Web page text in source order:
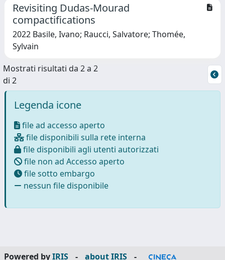
Revisiting Dudas-Mourad
compactifications
2022 Basile, Ivano; Raucci, Salvatore; Thomée,
Sylvain
Mostrati risultati da 2 a 2
di 2
Legenda icone
file ad accesso aperto
file disponibili sulla rete interna
file disponibili agli utenti autorizzati
file non ad Accesso aperto
file sotto embargo
nessun file disponibile
Powered byIRIS - about IRIS -